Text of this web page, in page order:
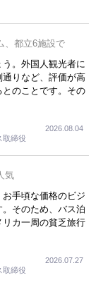
、都立6施設で
。外国人観光者に
りなど、評価が高
のことです。その
れれば、日本人に
。
取締役
2026.08.04
気
手頃な価格のビジ
そのため、バス泊
カ一周の貧乏旅行
方から夜の便を利
からできたことで
たと聞くと、疲れ
取締役
2026.07.27